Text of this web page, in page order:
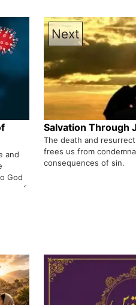
and
God
of
Next
Salvation Through
The death and
frees us from
consequences of sin.